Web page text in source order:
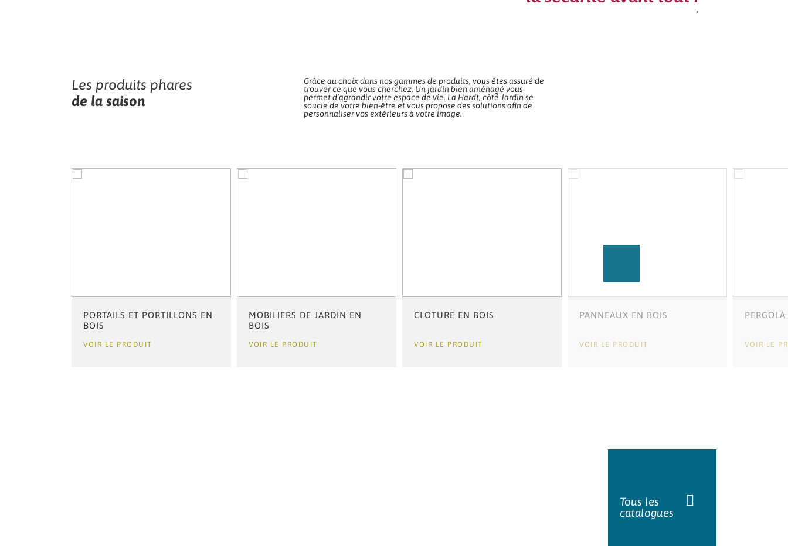
*
Les produits phares
de la saison
Grâce au choix dans nos gammes de produits, vous êtes assuré de
trouver ce que vous cherchez. Un jardin bien aménagé vous
permet d’agrandir votre espace de vie. La Hardt, côté Jardin se
soucie de votre bien-être et vous propose des solutions afin de
personnaliser vos extérieurs à votre image.
PORTAILS ET PORTILLONS EN
BOIS
VOIR LE PRODUIT
MOBILIERS DE JARDIN EN
BOIS
VOIR LE PRODUIT
CLOTURE EN BOIS
VOIR LE PRODUIT
PANNEAUX EN BOIS
VOIR LE PRODUIT VOIR LE
Tous les
catalogues